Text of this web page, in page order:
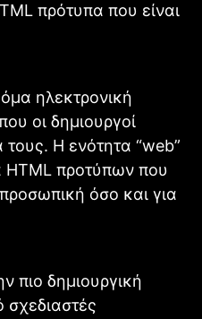
πρότυπα που είναι
ηλεκτρονική
οι δημιουργοί
τους. Η ενότητα “web”
HTML προτύπων που
όσο και για
πιο δημιουργική